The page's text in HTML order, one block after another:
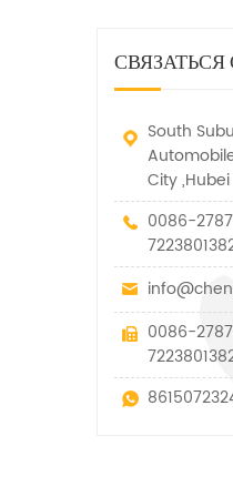
South
City
0086-
0086-